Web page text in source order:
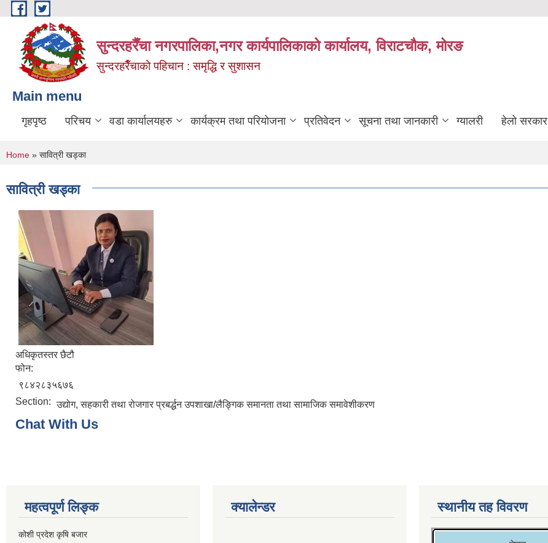
Skip to main content
सुन्दरहरैँचा नगरपालिका,नगर कार्यपालिकाको कार्यालय, विराटचौक, मोरङ
सुन्दरहरैँचाको पहिचान : समृद्धि र सुशासन
Main menu
गृहपृष्ठ परिचय वडा कार्यालयहरु कार्यक्रम तथा परियोजना प्रतिवेदन सूचना तथा जानकारी ग्यालरी हेलो सरकार
You are here
Home » सावित्री खड्का
सावित्री खड्का
अधिकृतस्तर छैटौ
फोन:
९८४२८३५६७६
Section: उद्योग, सहकारी तथा रोजगार प्रबर्द्धन उपशाखा/लैङ्गिक समानता तथा सामाजिक समावेशीकरण
Chat With Us
महत्वपूर्ण लिङ्क
कोशी प्रदेश कृषि बजार
क्यालेन्डर स्थानीय तह विवरण